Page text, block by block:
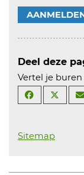
Deel deze
Vertel je
Sitemap